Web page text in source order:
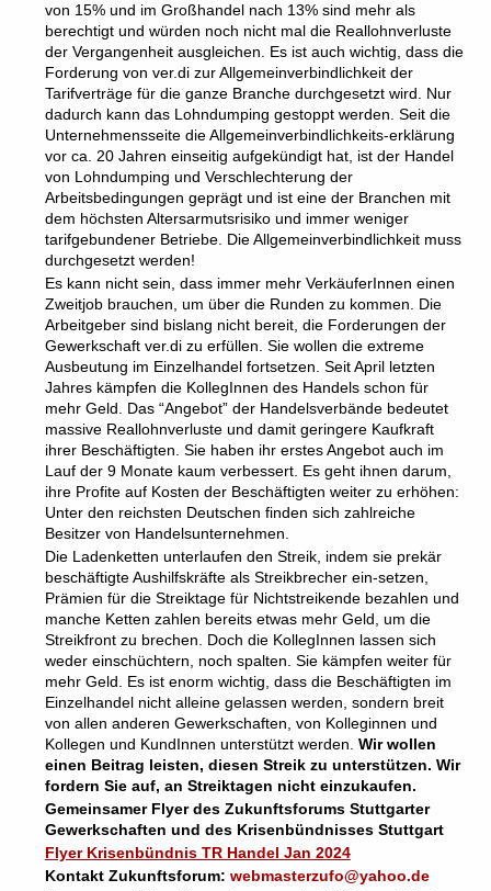
von 15% und im Großhandel nach 13% sind mehr als
berechtigt und würden noch nicht mal die Reallohnverluste
der Vergangenheit ausgleichen. Es ist auch wichtig, dass die
Forderung von ver.di zur Allgemeinverbindlichkeit der
Tarifverträge für die ganze Branche durchgesetzt wird. Nur
dadurch kann das Lohndumping gestoppt werden. Seit die
Unternehmensseite die Allgemeinverbindlichkeits-erklärung
vor ca. 20 Jahren einseitig aufgekündigt hat, ist der Handel
von Lohndumping und Verschlechterung der
Arbeitsbedingungen geprägt und ist eine der Branchen mit
dem höchsten Altersarmutsrisiko und immer weniger
tarifgebundener Betriebe. Die Allgemeinverbindlichkeit muss
durchgesetzt werden!
Es kann nicht sein, dass immer mehr VerkäuferInnen einen
Zweitjob brauchen, um über die Runden zu kommen. Die
Arbeitgeber sind bislang nicht bereit, die Forderungen der
Gewerkschaft ver.di zu erfüllen. Sie wollen die extreme
Ausbeutung im Einzelhandel fortsetzen. Seit April letzten
Jahres kämpfen die KollegInnen des Handels schon für
mehr Geld. Das “Angebot” der Handelsverbände bedeutet
massive Reallohnverluste und damit geringere Kaufkraft
ihrer Beschäftigten. Sie haben ihr erstes Angebot auch im
Lauf der 9 Monate kaum verbessert. Es geht ihnen darum,
ihre Profite auf Kosten der Beschäftigten weiter zu erhöhen:
Unter den reichsten Deutschen finden sich zahlreiche
Besitzer von Handelsunternehmen.
Die Ladenketten unterlaufen den Streik, indem sie prekär
beschäftigte Aushilfskräfte als Streikbrecher ein-setzen,
Prämien für die Streiktage für Nichtstreikende bezahlen und
manche Ketten zahlen bereits etwas mehr Geld, um die
Streikfront zu brechen. Doch die KollegInnen lassen sich
weder einschüchtern, noch spalten. Sie kämpfen weiter für
mehr Geld. Es ist enorm wichtig, dass die Beschäftigten im
Einzelhandel nicht alleine gelassen werden, sondern breit
von allen anderen Gewerkschaften, von Kolleginnen und
Kollegen und KundInnen unterstützt werden. Wir wollen
einen Beitrag leisten, diesen Streik zu unterstützen. Wir
fordern Sie auf, an Streiktagen nicht einzukaufen.
Gemeinsamer Flyer des Zukunftsforums Stuttgarter
Gewerkschaften und des Krisenbündnisses Stuttgart
Flyer Krisenbündnis TR Handel Jan 2024
Kontakt Zukunftsforum: webmasterzufo@yahoo.de